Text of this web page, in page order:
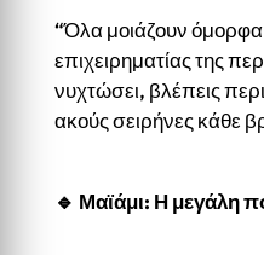
“Όλα μοιάζουν όμορφα
επιχειρηματίας της
νυχτώσει, βλέπεις
ακούς σειρήνες κάθε
🔹 Μαϊάμι: Η μεγάλη